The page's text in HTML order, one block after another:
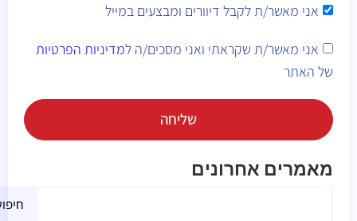
אני מאשר/ת לקבל דיוורים ומבצעים במייל
אני מאשר/ת שקראתי ואני מסכים/ה למדיניות הפרטיות
של האתר
שליחה
מאמרים אחרונים